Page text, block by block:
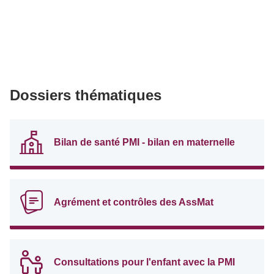
Dossiers thématiques
Bilan de santé PMI - bilan en maternelle
Agrément et contrôles des AssMat
Consultations pour l'enfant avec la PMI